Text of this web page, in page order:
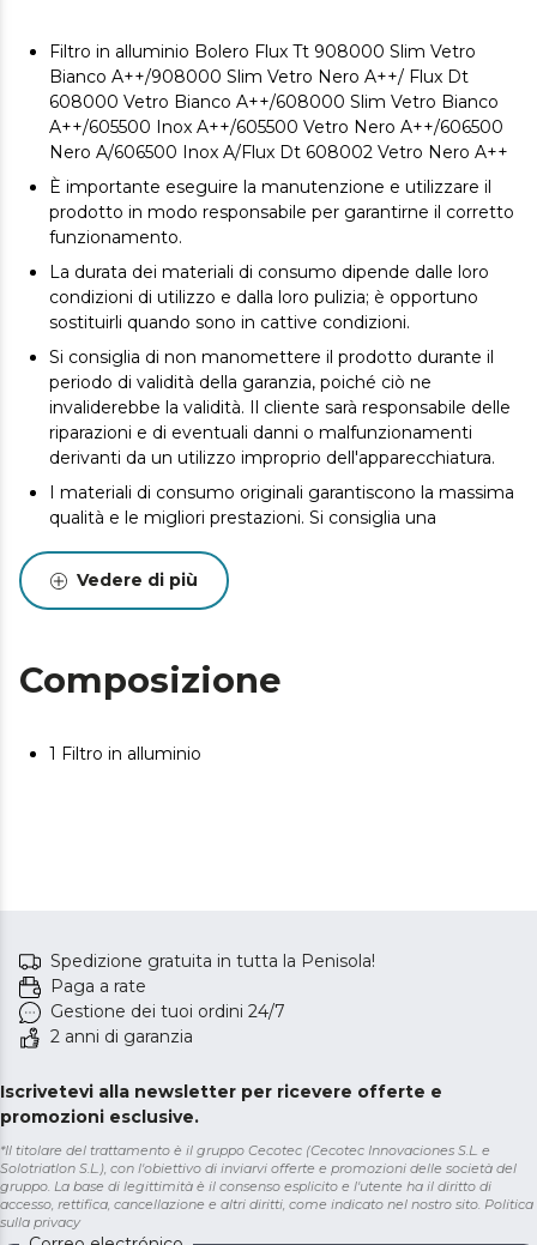
Filtro in alluminio Bolero Flux Tt 908000 Slim Vetro
Bianco A++/908000 Slim Vetro Nero A++/ Flux Dt
608000 Vetro Bianco A++/608000 Slim Vetro Bianco
A++/605500 Inox A++/605500 Vetro Nero A++/606500
Nero A/606500 Inox A/Flux Dt 608002 Vetro Nero A++
È importante eseguire la manutenzione e utilizzare il
prodotto in modo responsabile per garantirne il corretto
funzionamento.
La durata dei materiali di consumo dipende dalle loro
condizioni di utilizzo e dalla loro pulizia; è opportuno
sostituirli quando sono in cattive condizioni.
Si consiglia di non manomettere il prodotto durante il
periodo di validità della garanzia, poiché ciò ne
invaliderebbe la validità. Il cliente sarà responsabile delle
riparazioni e di eventuali danni o malfunzionamenti
derivanti da un utilizzo improprio dell'apparecchiatura.
I materiali di consumo originali garantiscono la massima
qualità e le migliori prestazioni. Si consiglia una
prodotto.
Vedere di più
Composizione
1 Filtro in alluminio
Spedizione gratuita in tutta la Penisola!
Paga a rate
Gestione dei tuoi ordini 24/7
2 anni di garanzia
Iscrivetevi alla newsletter per ricevere offerte e
promozioni esclusive.
*Il titolare del trattamento è il gruppo Cecotec (Cecotec Innovaciones S.L. e
Solotriatlon S.L.), con l'obiettivo di inviarvi offerte e promozioni delle società del
gruppo. La base di legittimità è il consenso esplicito e l'utente ha il diritto di
accesso, rettifica, cancellazione e altri diritti, come indicato nel nostro sito. Politica
sulla privacy